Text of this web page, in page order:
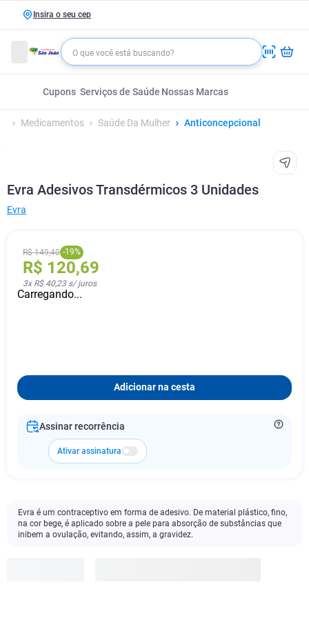
Insira o seu cep
Cupons Serviços de Saúde Nossas Marcas
Medicamentos Saúde Da Mulher Anticoncepcional
Evra Adesivos Transdérmicos 3 Unidades
Evra
R$ 149,40 -19%
R$ 120,69
3x R$ 40,23s/ juros
Carregando...
Adicionar na cesta
Assinar recorrência
Ativar assinatura
Evra é um contraceptivo em forma de adesivo. De material plástico, fino,
na cor bege, é aplicado sobre a pele para absorção de substâncias que
inibem a ovulação, evitando, assim, a gravidez.